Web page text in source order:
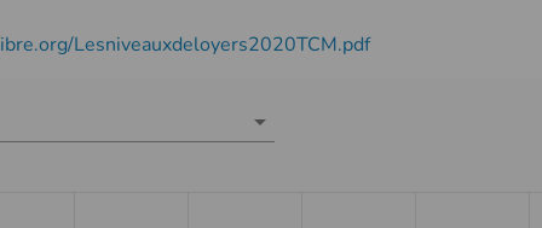
Lesniveauxdeloyers2020TCM.pdf